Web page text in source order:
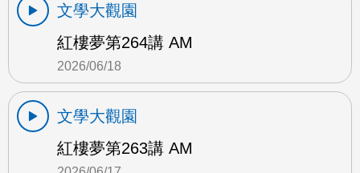
文學大觀園
紅樓夢第264講 AM
2026/06/18
文學大觀園
紅樓夢第263講 AM